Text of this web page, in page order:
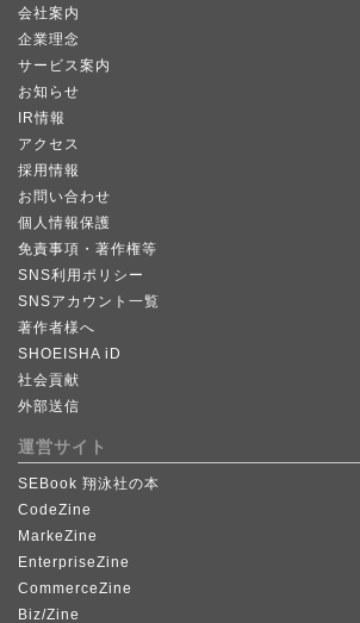
会社案内
企業理念
サービス案内
お知らせ
IR情報
アクセス
採用情報
お問い合わせ
個人情報保護
免責事項・著作権等
SNS利用ポリシー
SNSアカウント一覧
著作者様へ
SHOEISHA iD
社会貢献
外部送信
運営サイト
SEBook 翔泳社の本
CodeZine
MarkeZine
EnterpriseZine
CommerceZine
Biz/Zine